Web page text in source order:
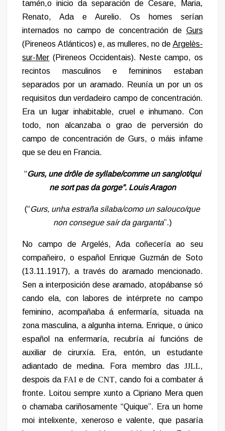
tamén,o inicio da separación de Cesare, Maria,
Renato, Ada e Aurelio. Os homes serían
internados no campo de concentración de Gurs
(Pireneos Atlánticos) e, as mulleres, no de Argelès-
sur-Mer (Pireneos Occidentais). Neste campo, os
recintos masculinos e femininos estaban
separados por un aramado. Reunía un por un os
requisitos dun verdadeiro campo de concentración.
Era un lugar inhabitable, cruel e inhumano. Con
todo, non alcanzaba o grao de perversión do
campo de concentración de Gurs, o máis infame
que se deu en Francia.
“Gurs, une drôle de syllabe/comme un sanglot/qui
ne sort pas da gorge”. Louis Aragon
(“Gurs, unha estraña sílaba/como un salouco/que
non consegue saír da garganta”.)
No campo de Argelés, Ada coñecería ao seu
compañeiro, o español Enrique Guzmán de Soto
(13.11.1917), a través do aramado mencionado.
Sen a interposición dese aramado, atopábanse só
cando ela, con labores de intérprete no campo
feminino, acompañaba á enfermaría, situada na
zona masculina, a algunha interna. Enrique, o único
español na enfermaría, recubría aí funcións de
auxiliar de cirurxía. Era, entón, un estudante
adiantado de medina. Fora membro das JJLL,
despois daFAI e de CNT, cando foi a combater á
fronte. Loitou sempre xunto a Cipriano Mera quen
o chamaba cariñosamente “Quique”. Era un home
moi intelixente, xeneroso e valente, que pasaría